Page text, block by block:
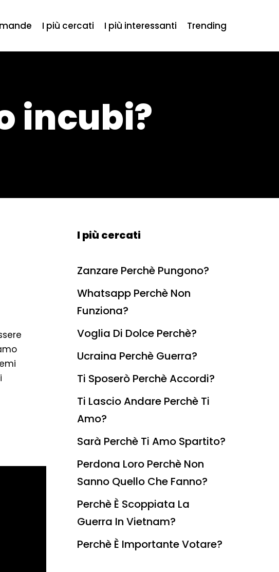
I più cercati I più interessanti Trending
incubi?
I più cercati
Zanzare Perchè Pungono?
Whatsapp Perchè Non
Funziona?
Voglia Di Dolce Perchè?
Ucraina Perchè Guerra?
Ti Sposerò Perchè Accordi?
Ti Lascio Andare Perchè Ti
Amo?
Sarà Perchè Ti Amo Spartito?
Perdona Loro Perchè Non
Sanno Quello Che Fanno?
Perchè È Scoppiata La
Guerra In Vietnam?
Perchè È Importante Votare?